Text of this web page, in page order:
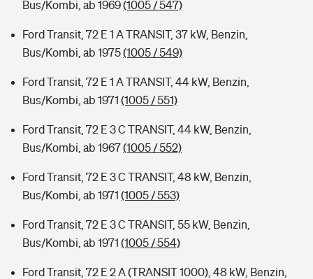
Bus/Kombi, ab 1969(1005 / 547)
Ford Transit, 72 E 1 A TRANSIT, 37 kW, Benzin,
Bus/Kombi, ab 1975(1005 / 549)
Ford Transit, 72 E 1 A TRANSIT, 44 kW, Benzin,
Bus/Kombi, ab 1971 (1005 / 551)
Ford Transit, 72 E 3 C TRANSIT, 44 kW, Benzin,
Bus/Kombi, ab 1967(1005 / 552)
Ford Transit, 72 E 3 C TRANSIT, 48 kW, Benzin,
Bus/Kombi, ab 1971 (1005 / 553)
Ford Transit, 72 E 3 C TRANSIT, 55 kW, Benzin,
Bus/Kombi, ab 1971 (1005 / 554)
Ford Transit, 72 E 2 A (TRANSIT 1000), 48 kW, Benzin,